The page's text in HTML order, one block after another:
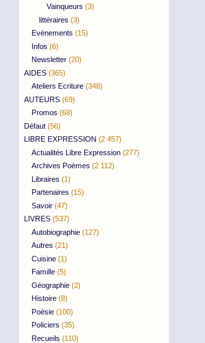
Vainqueurs (3)
littéraires (3)
Evénements (15)
Infos (6)
Newsletter (20)
AIDES (365)
Ateliers Ecriture (348)
AUTEURS (69)
Promos (68)
Défaut (56)
LIBRE EXPRESSION (2 457)
Actualités Libre Expression (277)
Archives Poèmes (2 112)
Libraires (1)
Partenaires (15)
Savoir (47)
LIVRES (537)
Autobiographie (127)
Autres (21)
Cuisine (1)
Famille (5)
Géographie (2)
Histoire (8)
Poésie (100)
Policiers (35)
Recueils (110)